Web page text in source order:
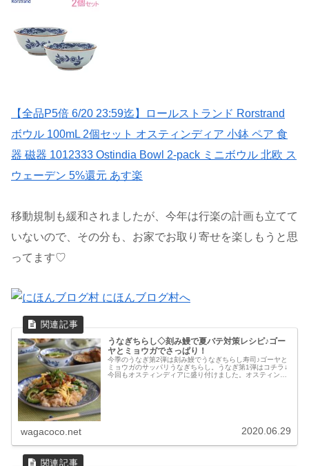
【全品P5倍 6/20 23:59迄】ロールストランド Rorstrand
ボウル 100mL 2個セット オスティンディア 小鉢 ペア 食
器 磁器 1012333 Ostindia Bowl 2-pack ミニボウル 北欧 ス
ウェーデン 5%還元 あす楽
移動規制も緩和されましたが、今年は行楽の計画も立てて
いないので、その分も、お家でお取り寄せを楽しもうと思
ってます♡
うなぎちらし◇刻み鰻で夏バテ対策レシピ♪ゴー
ヤとミョウガでさっぱり！
今季のうなぎ第2弾は刻み鰻でうなぎちらし寿司♪ゴーヤと
ミョウガのサッパリうなぎちらし。うなぎ第1弾はコチラ↓
今回もオスティンディアに盛り付けました。オスティンデ
wagacoco.net 2020.06.29